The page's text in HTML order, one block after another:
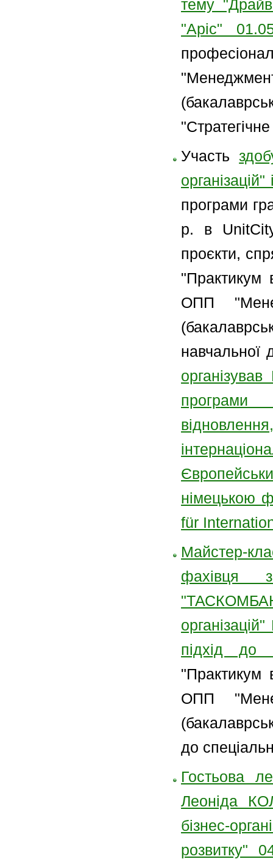
тему
"Аріс"
Участь
програми
р. в
проєкти,
"Практикум
ОПП
навчальної
програми
німецькою
für
Майстер-
фахівця
підхід до
"Практикум
ОПП
до
Гостьова
Леоніда
бізнес-
розвитку"